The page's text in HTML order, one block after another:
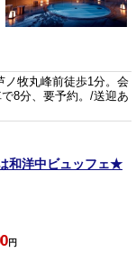
ノ牧丸峰前徒歩1分。会
8分、要予約。/送迎あ
和洋中ビュッフェ★
円